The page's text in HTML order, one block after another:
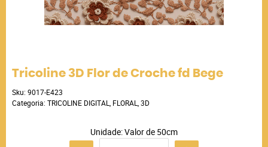
Tricoline 3D Flor de Croche fd Bege
Sku: 9017-E423
Categoria: TRICOLINE DIGITAL FLORAL 3D
Unidade: Valor de 50cm